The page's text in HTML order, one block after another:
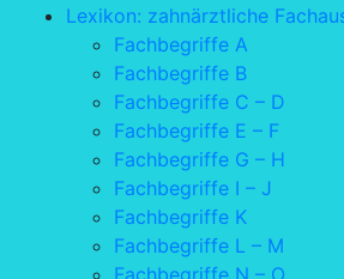
Lexikon: zahnärztliche
Fachbegriffe A
Fachbegriffe B
Fachbegriffe C – D
Fachbegriffe E – F
Fachbegriffe G – H
Fachbegriffe I – J
Fachbegriffe K
Fachbegriffe L – M
Fachbegriffe N – O